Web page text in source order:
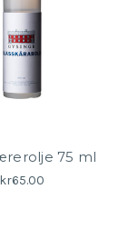
75 ml
kr65.00